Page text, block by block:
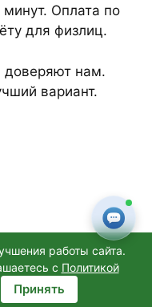
Оплата по
для физлиц.
доверяют нам.
вариант.
работы сайта.
с Политикой
Принять
, Санкт-Петербург